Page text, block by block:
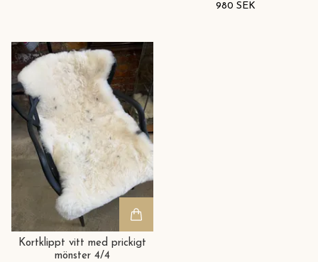
980 SEK
Kortklippt vitt med prickigt
mönster 4/4